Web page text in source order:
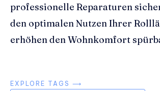
professionelle Reparaturen
den optimalen Nutzen Ihrer
erhöhen den Wohnkomfort
EXPLORE TAGS ⟶